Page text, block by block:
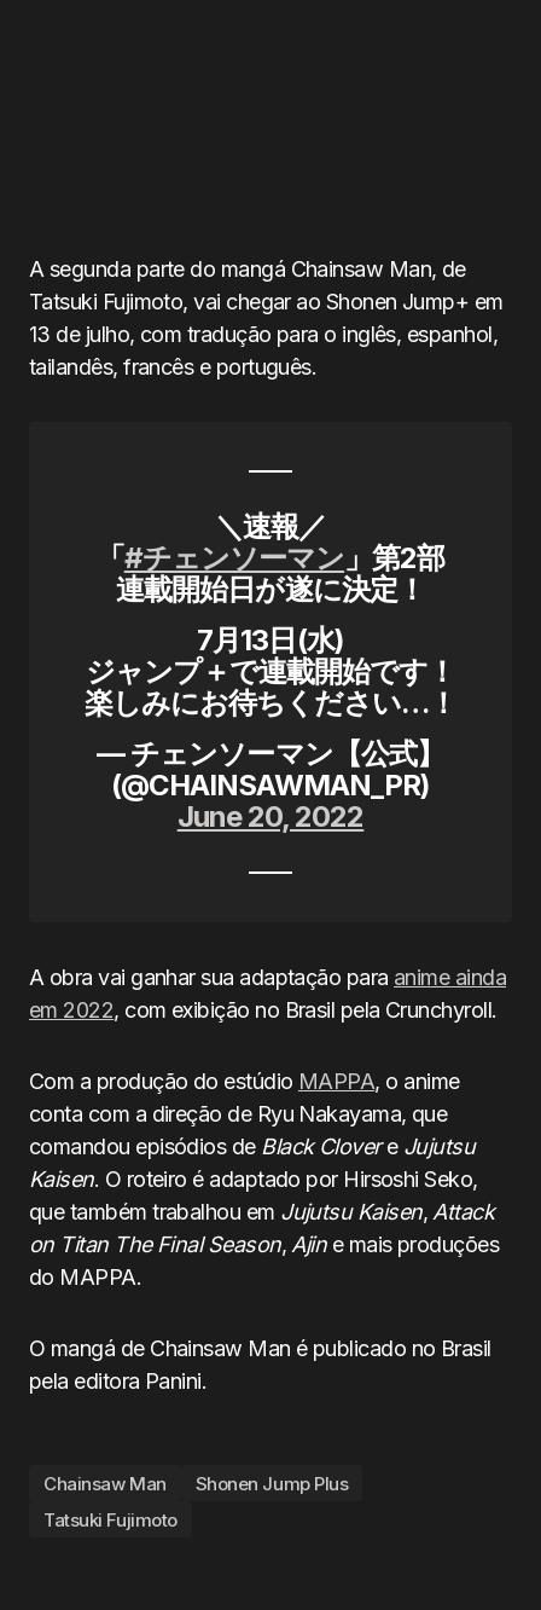
A segunda parte do mangá Chainsaw Man, de
Tatsuki Fujimoto, vai chegar ao Shonen Jump+ em
13 de julho, com tradução para o inglês, espanhol,
tailandês, francês e português.
＼速報／
「#チェンソーマン 」第2部
連載開始日が遂に決定！
7月13日(水)
ジャンプ＋で連載開始です！
楽しみにお待ちください…！
— チェンソーマン【公式】
(@CHAINSAWMAN_PR)
June 20, 2022
A obra vai ganhar sua adaptação para anime ainda
em 2022, com exibição no Brasil pela Crunchyroll.
Com a produção do estúdio MAPPA, o anime
conta com a direção de Ryu Nakayama, que
comandou episódios de Black Clovere Jujutsu
Kaisen. O roteiro é adaptado por Hirsoshi Seko,
que também trabalhou em Jujutsu Kaisen, Attack
on Titan The Final Season, Ajine mais produções
do MAPPA.
O mangá de Chainsaw Man é publicado no Brasil
pela editora Panini.
Chainsaw Man
Shonen Jump Plus
Tatsuki Fujimoto